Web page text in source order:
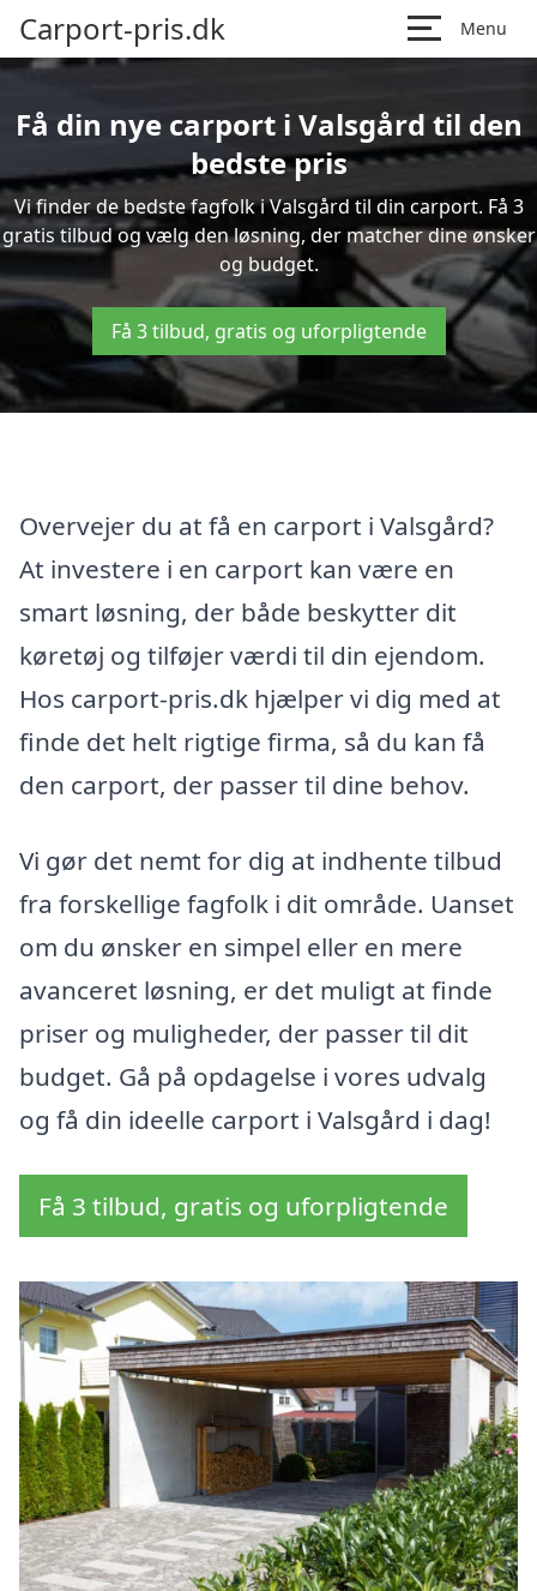
Carport-pris.dk Menu
Få din nye carport i Valsgård til den
bedste pris
Vi finder de bedste fagfolk i Valsgård til din carport. Få 3
gratis tilbud og vælg den løsning, der matcher dine ønsker
og budget.
Få 3 tilbud, gratis og uforpligtende
Overvejer du at få en carport i Valsgård?
At investere i en carport kan være en
smart løsning, der både beskytter dit
køretøj og tilføjer værdi til din ejendom.
Hos carport-pris.dk hjælper vi dig med at
finde det helt rigtige firma, så du kan få
den carport, der passer til dine behov.
Vi gør det nemt for dig at indhente tilbud
fra forskellige fagfolk i dit område. Uanset
om du ønsker en simpel eller en mere
avanceret løsning, er det muligt at finde
priser og muligheder, der passer til dit
budget. Gå på opdagelse i vores udvalg
og få din ideelle carport i Valsgård i dag!
Få 3 tilbud, gratis og uforpligtende